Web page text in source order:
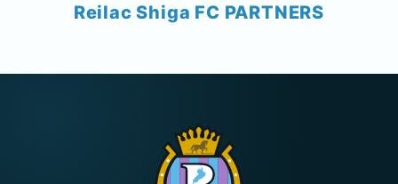
Reilac Shiga FC PARTNERS